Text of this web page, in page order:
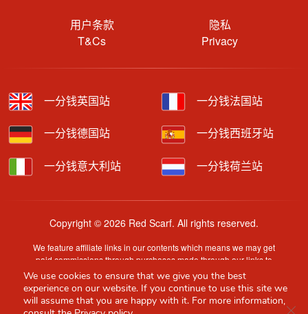
用户条款
T&Cs
隐私
Privacy
一分钱英国站 一分钱法国站
一分钱德国站 一分钱西班牙站
一分钱意大利站 一分钱荷兰站
Copyright © 2026 Red Scarf. All rights reserved.
We feature affiliate links in our contents which means we may get
paid commissions through purchases made through our links to
retailer sites.
Content is provided by users, brands or merchants. Some
information may have been generated by AI and is provided for
guidance only. Accuracy and availability may change without prior
We use cookies to ensure that we give you the best
experience on our website. If you continue to use this site we
will assume that you are happy with it. For more information,